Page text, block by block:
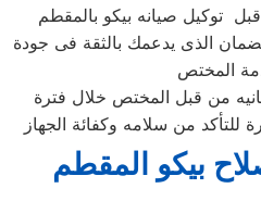
توكيل صيانه بيكو بالمقطم
الذى يدعمك بالثقة فى جودة
من قبل المختص خلال فترة
بيكو المقطم